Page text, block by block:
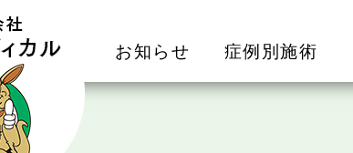
お知らせ 症例別施術